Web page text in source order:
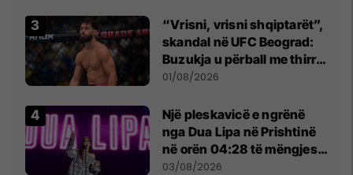
“Vrisni, vrisni shqiptarët”,
skandal në UFC Beograd:
Buzukja u përball me thirrje
anti-shqiptare nga
01/08/2026
Një pleskavicë e ngrënë
nga Dua Lipa në Prishtinë
në orën 04:28 të mëngjesit
- dhe bota digjitale serbe
03/08/2026